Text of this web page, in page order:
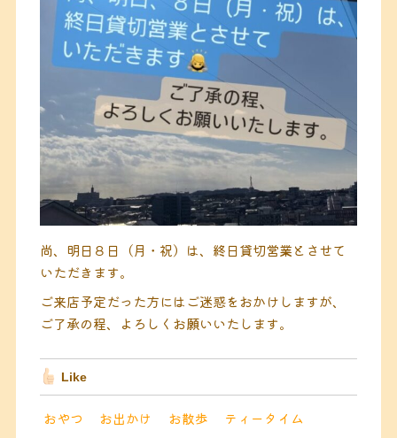
尚、明日８日（月・祝）は、終日貸切営業とさせて
いただきます。
ご来店予定だった方にはご迷惑をおかけしますが、
ご了承の程、よろしくお願いいたします。
Like
おやつ お出かけ お散歩
ティータイム